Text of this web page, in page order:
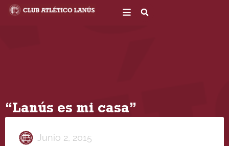
“Lanús es mi casa”
Junio 2, 2015